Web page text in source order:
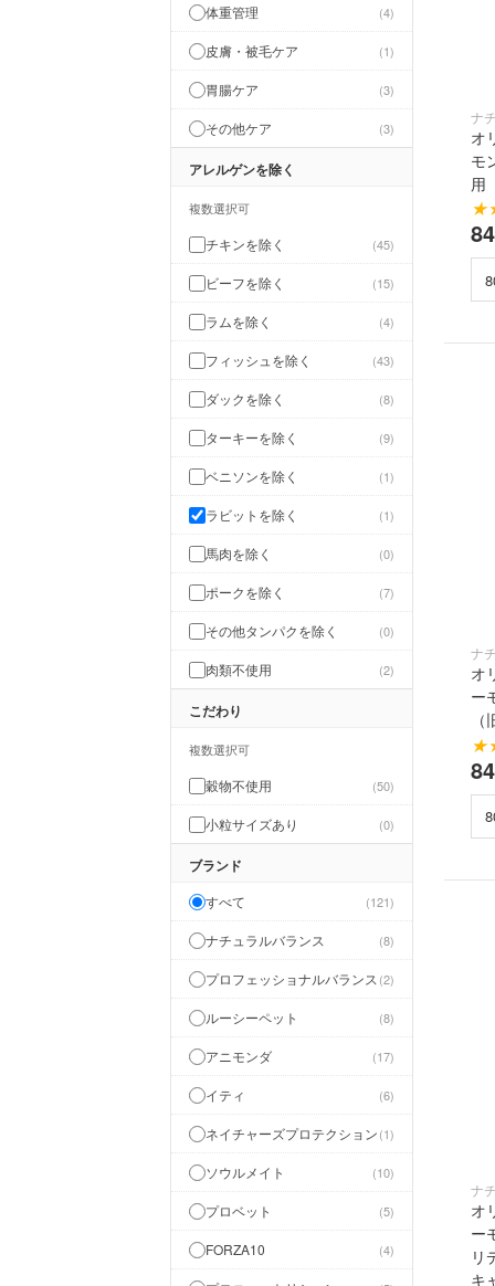
体重管理 4
皮膚・被毛ケア 1
胃腸ケア 3
その他ケア 3
アレルゲンを除く
複数選択可
チキンを除く 45
ビーフを除く 15
ラムを除く 4
フィッシュを除く 43
ダックを除く 8
ターキーを除く 9
ベニソンを除く 1
ラビットを除く 1
馬肉を除く 0
ポークを除く 7
その他タンパクを除く 0
肉類不使用 2
こだわり
複数選択可
穀物不使用 50
小粒サイズあり 0
ブランド
すべて 121
ナチュラルバランス 8
プロフェッショナルバランス 2
ルーシーペット 8
アニモンダ 17
イティ 6
ネイチャーズプロテクション 1
ソウルメイト 10
プロベット 5
FORZA10 4
ナ
オ
モ
用
★
ナ
オ
ー
★
ナ
オ
ー
リ
キ